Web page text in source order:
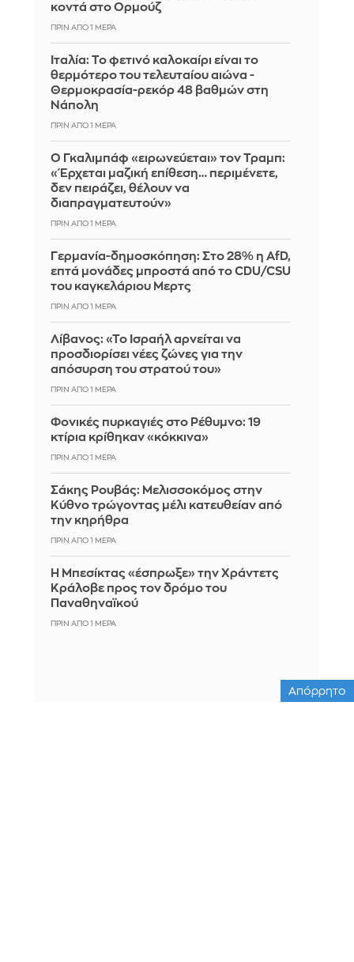
κοντά στο Ορμούζ
ΠΡΙΝ ΑΠΌ 1 ΜΈΡΑ
Ιταλία: To φετινό καλοκαίρι είναι το
θερμότερο του τελευταίου αιώνα -
Θερμοκρασία-ρεκόρ 48 βαθμών στη
Νάπολη
ΠΡΙΝ ΑΠΌ 1 ΜΈΡΑ
Ο Γκαλιμπάφ «ειρωνεύεται» τον Τραμπ:
«Έρχεται μαζική επίθεση… περιμένετε,
δεν πειράζει, θέλουν να
διαπραγματευτούν»
ΠΡΙΝ ΑΠΌ 1 ΜΈΡΑ
Γερμανία-δημοσκόπηση: Στο 28% η AfD,
επτά μονάδες μπροστά από το CDU/CSU
του καγκελάριου Μερτς
ΠΡΙΝ ΑΠΌ 1 ΜΈΡΑ
Λίβανος: «Το Ισραήλ αρνείται να
προσδιορίσει νέες ζώνες για την
απόσυρση του στρατού του»
ΠΡΙΝ ΑΠΌ 1 ΜΈΡΑ
Φονικές πυρκαγιές στο Ρέθυμνο: 19
κτίρια κρίθηκαν «κόκκινα»
ΠΡΙΝ ΑΠΌ 1 ΜΈΡΑ
Σάκης Ρουβάς: Μελισσοκόμος στην
Κύθνο τρώγοντας μέλι κατευθείαν από
την κηρήθρα
ΠΡΙΝ ΑΠΌ 1 ΜΈΡΑ
Η Μπεσίκτας «έσπρωξε» την Χράντετς
Κράλοβε προς τον δρόμο του
Παναθηναϊκού
ΠΡΙΝ ΑΠΌ 1 ΜΈΡΑ
Απόρρητο